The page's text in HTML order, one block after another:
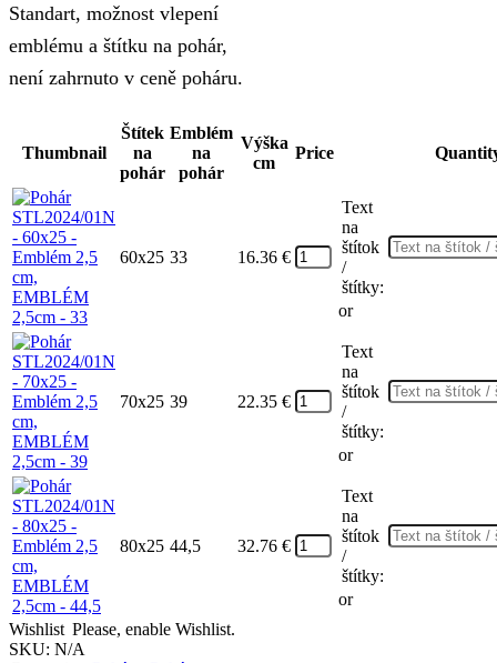
Standart, možnost vlepení
emblému a štítku na pohár,
není zahrnuto v ceně poháru.
Thumbnail
Štítek
na
pohár
Emblém
na
pohár
Výška
cm
Price
60x25 33 16.36 €
Text
na
štítok
/
štítky:
or
70x25 39 22.35 €
Text
na
štítok
/
štítky:
or
80x25 44,5 32.76 €
Text
na
štítok
/
štítky:
or
Wishlist Please, enable Wishlist.
SKU: N/A